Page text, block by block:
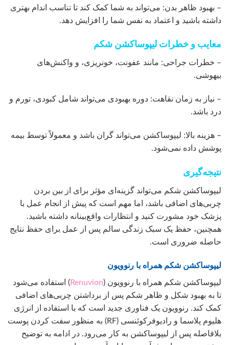
– بهبود ظاهر بدن: می‌تواند به شما کمک کند تا تناسب اندام بهتری
داشته باشید و اعتماد به نفس شما را افزایش دهد.
معایب و خطرات لیپوساکشن شکم
– خطرات جراحی: مانند عفونت، خونریزی، و واکنش‌های
بیهوشی.
– نیاز به زمان نقاهت: دوره بهبودی می‌تواند شامل کبودی، تورم و
درد باشد.
– هزینه بالا: لیپوساکشن می‌تواند گران باشد و معمولاً توسط بیمه
پوشش داده نمی‌شود.
نتیجه‌گیری
لیپوساکشن شکم می‌تواند گزینه‌ای مؤثر برای از بین بردن
چربی‌های اضافی باشد، اما مهم است که پیش از انجام عمل با
پزشک خود مشورت کنید و انتظارات واقع‌بینانه داشته باشید.
همچنین، حفظ یک سبک زندگی سالم پس از عمل برای حفظ نتایج
حاصله ضروری است.
لیپوساکشن شکم همراه با رنوویون
لیپوساکشن شکم همراه با رنوویون (Renuvion) استفاده می‌شود
تا به بهبود شکل و ظاهر شکم پس از برداشتن چربی‌های اضافی
کمک کند. رنوویون یک فناوری جدید است که با استفاده از انرژی
هلیوم پلاسما و رادیوفرکوئنسی (RF) به منظور سفت کردن پوست
بلافاصله پس از لیپوساکشن به کار می‌رود. در ادامه به توضیح